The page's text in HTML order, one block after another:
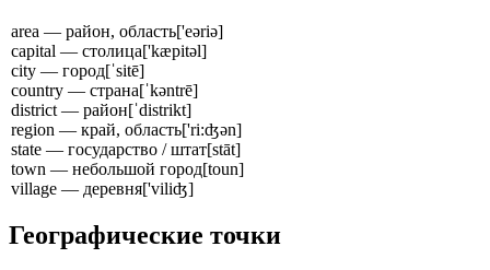
area — район, область['eəriə]
capital — столица['kæpitəl]
city — город[ˈsitē]
country — страна[ˈkəntrē]
district — район[ˈdistrikt]
region — край, область['ri:ʤən]
state — государство / штат[stāt]
town — небольшой город[toun]
village — деревня['viliʤ]
Географические точки